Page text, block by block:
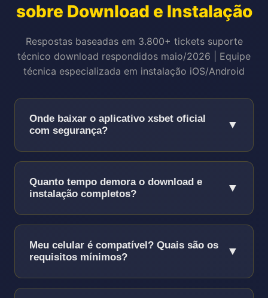
sobre Download e Instalação
Respostas baseadas em 3.800+ tickets suporte
técnico download respondidos maio/2026 | Equipe
técnica especializada em instalação iOS/Android
Onde baixar o aplicativo xsbet oficial
com segurança?
▼
Sempre baixe EXCLUSIVAMENTE pelas lojas
oficiais ou site oficial xsbet!
iOS (iPhone/iPad):
Store oficial | Link direto:
Android via Google Play: Pesquise "xsbet"
Android via APK direto:Download apenas
Quanto tempo demora o download e
instalação completos?
▼
Processo completo leva entre 2-5 minutos
dependendo da sua conexão!
Download arquivo (58MB):
(50Mbps+) | 2-4min 4G | 4-7min 3G
Meu celular é compatível? Quais são os
requisitos mínimos?
▼
Taxa de compatibilidade de 99.2% -